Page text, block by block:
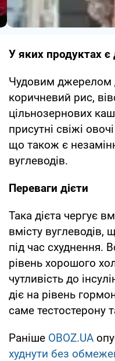
У яких продуктах є
Чудовим джерелом
коричневий рис,
цільнозернових
присутні свіжі
що також є
вуглеводів.
Переваги дієти
Така дієта чергує
вмісту вуглеводів,
під час схуднення.
рівень хорошого
чутливість до
діє на рівень
саме тестостерону
Раніше OBOZ.UA
худнути без